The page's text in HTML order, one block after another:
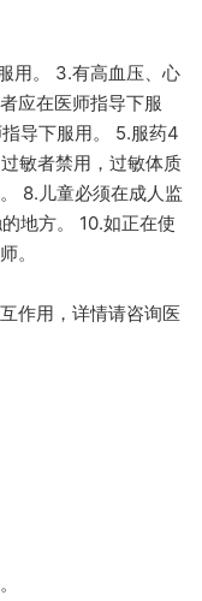
用。 3.有高血压、心
应在医师指导下服
导下服用。 5.服药4
敏者禁用，过敏体质
8.儿童必须在成人监
地方。 10.如正在使
。
作用，详情请咨询医